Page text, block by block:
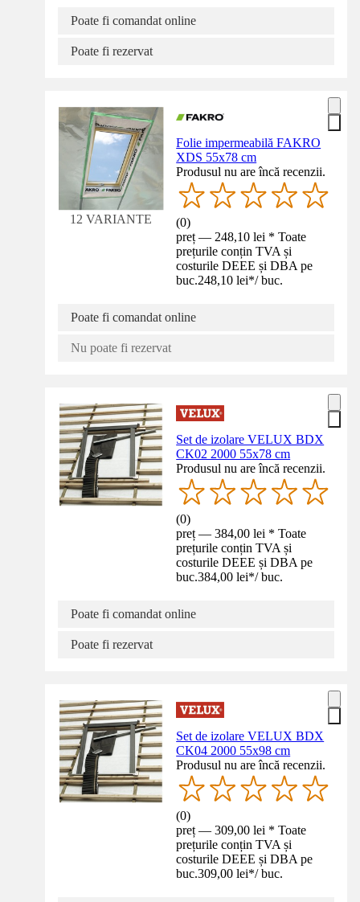
Poate fi comandat online
Poate fi rezervat
12 VARIANTE
Folie impermeabilă FAKRO
XDS 55x78 cm
Produsul nu are încă recenzii.
(0)
preț — 248,10 lei * Toate
prețurile conțin TVA și
costurile DEEE și DBA pe
buc.248,10 lei*/ buc.
Poate fi comandat online
Nu poate fi rezervat
Set de izolare VELUX BDX
CK02 2000 55x78 cm
Produsul nu are încă recenzii.
(0)
preț — 384,00 lei * Toate
prețurile conțin TVA și
costurile DEEE și DBA pe
buc.384,00 lei*/ buc.
Poate fi comandat online
Poate fi rezervat
Set de izolare VELUX BDX
CK04 2000 55x98 cm
Produsul nu are încă recenzii.
(0)
preț — 309,00 lei * Toate
prețurile conțin TVA și
costurile DEEE și DBA pe
buc.309,00 lei*/ buc.